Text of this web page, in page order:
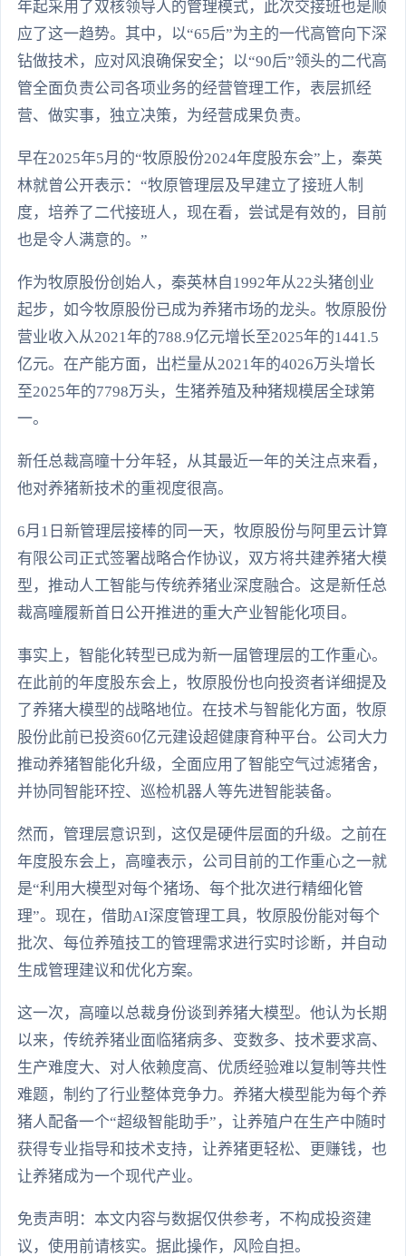
年起采用了双核领导人的管理模式，此次交接班也是顺
应了这一趋势。其中，以“65后”为主的一代高管向下深
钻做技术，应对风浪确保安全；以“90后”领头的二代高
管全面负责公司各项业务的经营管理工作，表层抓经
营、做实事，独立决策，为经营成果负责。
早在2025年5月的“牧原股份2024年度股东会”上，秦英
林就曾公开表示：“牧原管理层及早建立了接班人制
度，培养了二代接班人，现在看，尝试是有效的，目前
也是令人满意的。”
作为牧原股份创始人，秦英林自1992年从22头猪创业
起步，如今牧原股份已成为养猪市场的龙头。牧原股份
营业收入从2021年的788.9亿元增长至2025年的1441.5
亿元。在产能方面，出栏量从2021年的4026万头增长
至2025年的7798万头，生猪养殖及种猪规模居全球第
一。
新任总裁高曈十分年轻，从其最近一年的关注点来看，
他对养猪新技术的重视度很高。
6月1日新管理层接棒的同一天，牧原股份与阿里云计算
有限公司正式签署战略合作协议，双方将共建养猪大模
型，推动人工智能与传统养猪业深度融合。这是新任总
裁高曈履新首日公开推进的重大产业智能化项目。
事实上，智能化转型已成为新一届管理层的工作重心。
在此前的年度股东会上，牧原股份也向投资者详细提及
了养猪大模型的战略地位。在技术与智能化方面，牧原
股份此前已投资60亿元建设超健康育种平台。公司大力
推动养猪智能化升级，全面应用了智能空气过滤猪舍，
并协同智能环控、巡检机器人等先进智能装备。
然而，管理层意识到，这仅是硬件层面的升级。之前在
年度股东会上，高曈表示，公司目前的工作重心之一就
是“利用大模型对每个猪场、每个批次进行精细化管
理”。现在，借助AI深度管理工具，牧原股份能对每个
批次、每位养殖技工的管理需求进行实时诊断，并自动
生成管理建议和优化方案。
这一次，高曈以总裁身份谈到养猪大模型。他认为长期
以来，传统养猪业面临猪病多、变数多、技术要求高、
生产难度大、对人依赖度高、优质经验难以复制等共性
难题，制约了行业整体竞争力。养猪大模型能为每个养
猪人配备一个“超级智能助手”，让养殖户在生产中随时
获得专业指导和技术支持，让养猪更轻松、更赚钱，也
让养猪成为一个现代产业。
免责声明：本文内容与数据仅供参考，不构成投资建
议，使用前请核实。据此操作，风险自担。